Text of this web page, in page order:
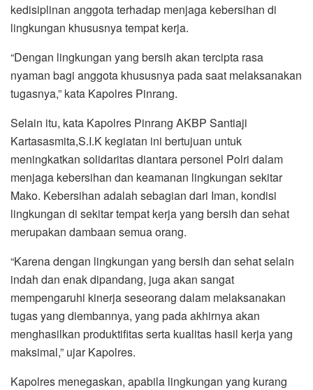
kedisiplinan anggota terhadap menjaga kebersihan di
lingkungan khususnya tempat kerja.
“Dengan lingkungan yang bersih akan tercipta rasa
nyaman bagi anggota khususnya pada saat melaksanakan
tugasnya,” kata Kapolres Pinrang.
Selain itu, kata Kapolres Pinrang AKBP Santiaji
Kartasasmita,S.I.K kegiatan ini bertujuan untuk
meningkatkan solidaritas diantara personel Polri dalam
menjaga kebersihan dan keamanan lingkungan sekitar
Mako. Kebersihan adalah sebagian dari Iman, kondisi
lingkungan di sekitar tempat kerja yang bersih dan sehat
merupakan dambaan semua orang.
“Karena dengan lingkungan yang bersih dan sehat selain
indah dan enak dipandang, juga akan sangat
mempengaruhi kinerja seseorang dalam melaksanakan
tugas yang diembannya, yang pada akhirnya akan
menghasilkan produktifitas serta kualitas hasil kerja yang
maksimal,” ujar Kapolres.
Kapolres menegaskan, apabila lingkungan yang kurang